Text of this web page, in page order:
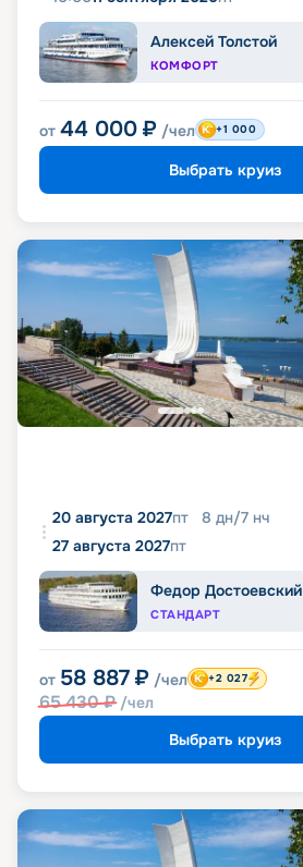
Алексей Толстой
КОМФОРТ
от 44 000 ₽ /чел +1 000
Выбрать круиз
20 августа 2027пт 8 дн/7 нч
27 августа 2027пт
Федор Достоевский
СТАНДАРТ
от 58 887 ₽ /чел
65 430₽ /чел
+2 027
Выбрать круиз